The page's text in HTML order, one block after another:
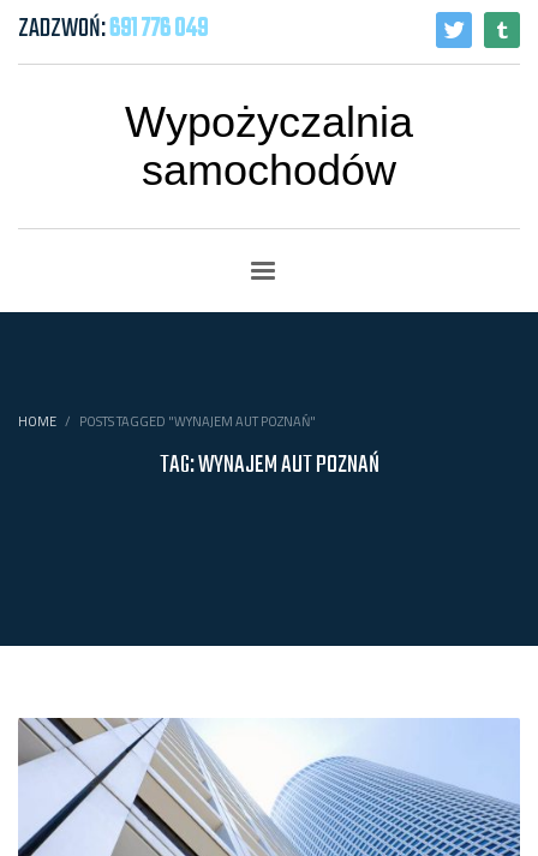
ZADZWOŃ:691 776 049
Wypożyczalnia
samochodów
HOME POSTS TAGGED "WYNAJEM AUT POZNAŃ"
TAG: WYNAJEM AUT POZNAŃ